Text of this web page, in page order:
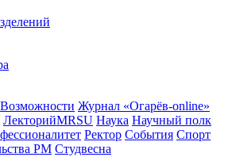
Возможности Журнал «Огарёв-online»
ЛекторийMRSU Наука Научный полк
Ректор События Спорт
РМ Студвесна